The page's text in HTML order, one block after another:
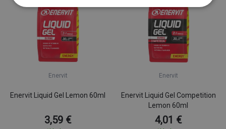
Enervit
Enervit Liquid Gel Lemon 60ml
3,59 €
Enervit
Enervit Liquid Gel Competition
Lemon 60ml
4,01 €